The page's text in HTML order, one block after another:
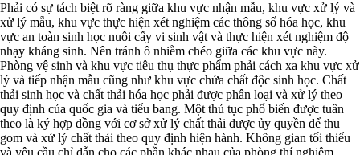
Phải có sự tách biệt rõ ràng giữa khu vực nhận mẫu, khu vực xử lý và
xử lý mẫu, khu vực thực hiện xét nghiệm các thông số hóa học, khu
vực an toàn sinh học nuôi cấy vi sinh vật và thực hiện xét nghiệm độ
nhạy kháng sinh. Nên tránh ô nhiễm chéo giữa các khu vực này.
Phòng vệ sinh và khu vực tiêu thụ thực phẩm phải cách xa khu vực xử
lý và tiếp nhận mẫu cũng như khu vực chứa chất độc sinh học. Chất
thải sinh học và chất thải hóa học phải được phân loại và xử lý theo
quy định của quốc gia và tiểu bang. Một thủ tục phổ biến được tuân
theo là ký hợp đồng với cơ sở xử lý chất thải được ủy quyền để thu
gom và xử lý chất thải theo quy định hiện hành. Không gian tối thiểu